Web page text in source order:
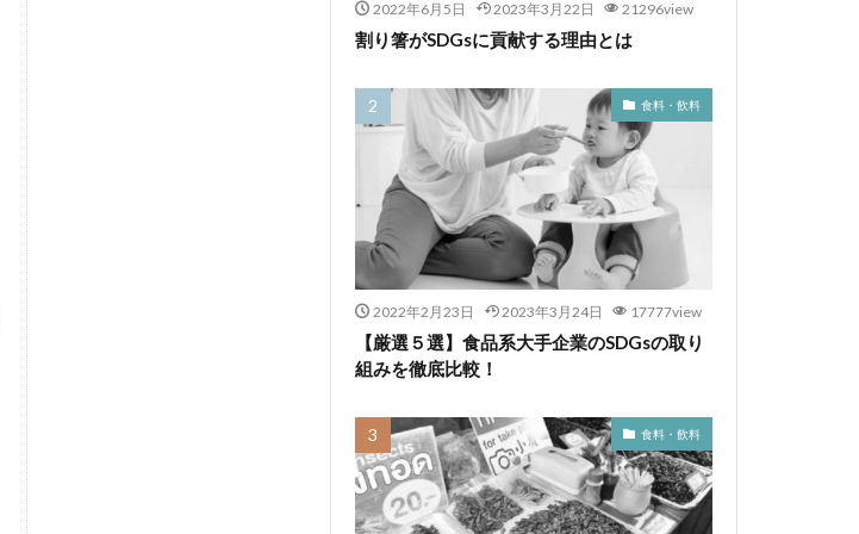
2022年6月5日 2023年3月22日 21296view
割り箸がSDGsに貢献する理由とは
食料・飲料
2022年2月23日 2023年3月24日 17777view
【厳選５選】食品系大手企業のSDGsの取り
組みを徹底比較！
食料・飲料